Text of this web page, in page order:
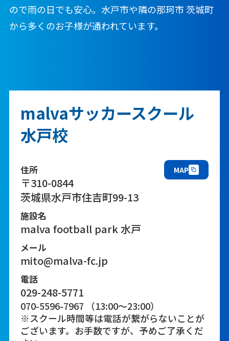
ので雨の日でも安心。水戸市や隣の那珂市 茨城町
から多くのお子様が通われています。
malvaサッカースクール
水戸校
MAP
住所
〒310-0844
茨城県水戸市住吉町99-13
施設名
malva football park 水戸
メール
mito@malva-fc.jp
電話
029-248-5771
070-5596-7967 （13:00～23:00）
※スクール時間等は電話が繋がらないことが
ございます。お手数ですが、予めご了承くだ